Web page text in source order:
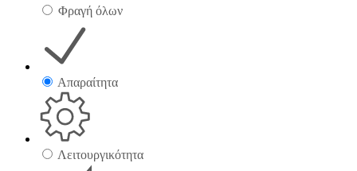
Φραγή όλων
Απαραίτητα
Λειτουργικότητα